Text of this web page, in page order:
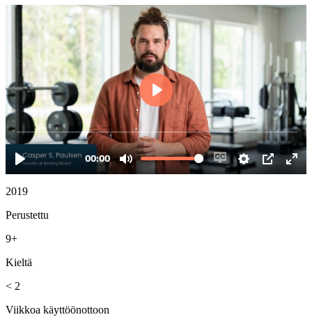
2019
Perustettu
9+
Kieltä
< 2
Viikkoa käyttöönottoon